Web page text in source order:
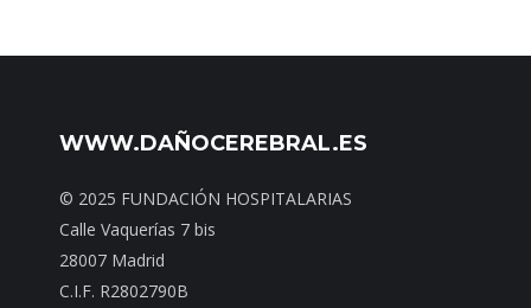
WWW.DAÑOCEREBRAL.ES
© 2025 FUNDACIÓN HOSPITALARIAS
Calle Vaquerías 7 bis
28007 Madrid
C.I.F. R2802790B